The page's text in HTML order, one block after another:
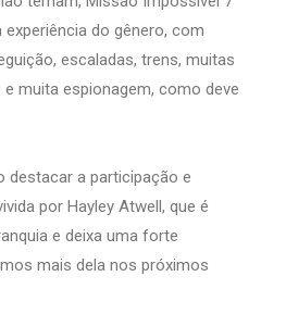
do gênero, com
escaladas, trens, muitas
muita espionagem, como deve
destacar a participação e
por Hayley Atwell, que é
e deixa uma forte
mais dela nos próximos